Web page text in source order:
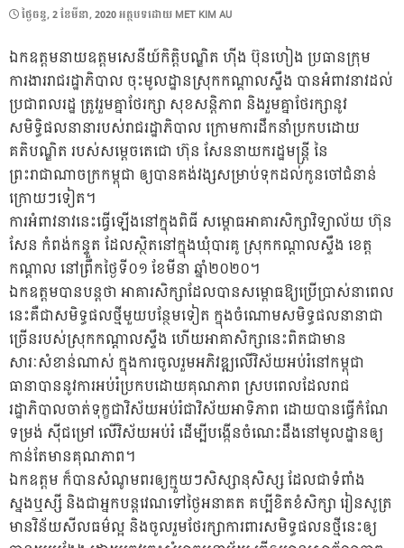
POSTED
ថ្ងៃ​ចន្ទ, 2 ខែ​មីនា, 2020អត្ថបទដោយ MET KIM AU
ឯកឧត្តមនាយឧត្តមសេនីយ៍កិត្តិបណ្ឌិត ហ៊ីង ប៊ុនហៀង ប្រធានក្រុម
ការងាររាជរដ្ឋាភិបាល ចុះមូលដ្ឋានស្រុកកណ្ដាលស្ទឹង បានអំពាវនាវដល់
ប្រជាពលរដ្ឋ ត្រូវរួមគ្នាថែរក្សា សុខសន្តិភាព និងរួមគ្នាថែរក្សានូវ
សមិទ្ធិផលនានារបស់រាជរដ្ឋាភិបាល ក្រោមការដឹកនាំប្រកបដោយ
គតិបណ្ឌិត របស់សម្ដេចតេជោ ហ៊ុន សែននាយករដ្ឋមន្ត្រី នៃ
ព្រះរាជាណាចក្រកម្ពុជា ឲ្យបានគង់វង្សសម្រាប់ទុកដល់កូនចៅជំនាន់
ក្រោយៗទៀត។
ការអំពាវនាវនេះធ្វើឡើងនៅក្នុងពិធី សម្ពោធអាគារសិក្សាវិទ្យាល័យ ហ៊ុន
សែន កំពង់កន្ទួត ដែលស្ថិតនៅក្នុងឃុំបារគូ ស្រុកកណ្ដាលស្ទឹង ខេត្ត
កណ្ដាល​ នៅព្រឹក​ថ្ងៃទី​០១​ ខែមីនា​ ឆ្នាំ​២០២០។
ឯកឧត្តមបានបន្តថា អាគារសិក្សាដែលបានសម្ពោធឱ្យប្រើប្រាស់នាពេល
នេះគឺជាសមិទ្ធផលថ្មីមួយបន្ថែមទៀត ក្នុងចំណោមសមិទ្ធផលនានាជា
ច្រើនរបស់ស្រុកកណ្ដាលស្ទឹង ហើយអាគាសិក្សានេះពិតជាមាន
សារៈសំខាន់ណាស់ ក្នុងការចូលរួមអភិវឌ្ឍលើវិស័យអប់រំនៅកម្ពុជា
ធានាបាននូវការអប់រំប្រកបដោយគុណភាព ស្របពេលដែលរាជ
រដ្ឋាភិបាលចាត់ទុក្ខជាវិស័យអប់រំជាវិស័យអាទិភាព ដោយបានធ្វើកំណែ
ទម្រង់ ស៊ីជម្រៅ លើវិស័យអប់រំ ដើម្បីបង្កើនចំណេះដឹងនៅមូលដ្ឋានឲ្យ
កាន់តែមានគុណភាព។
ឯកឧត្តម ក៏បានសំណូមពរឲ្យក្មួយៗសិស្សានុសិស្ស ដែលជាទំពាំង
ស្នងឬស្សី និងជាអ្នកបន្តវេណទៅថ្ងៃអនាគត គប្បីខិតខំសិក្សា រៀនសូត្រ
មានវិន័យសីលធម៌ល្អ និងចូលរួមថែរក្សាការពារសមិទ្ធផលនថ្មីនេះឲ្យ